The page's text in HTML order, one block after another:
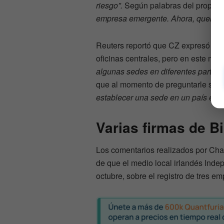
riesgo”. Según palabras del propio
empresa emergente. Ahora,
Reuters reportó que CZ expresó
oficinas centrales, pero en este
algunas sedes en diferentes partes
que al momento de preguntarle sobre
establecer una sede en un país en
Varias firmas de
Los comentarios realizados por
de que el medio local irlandés
octubre, sobre el registro de tres